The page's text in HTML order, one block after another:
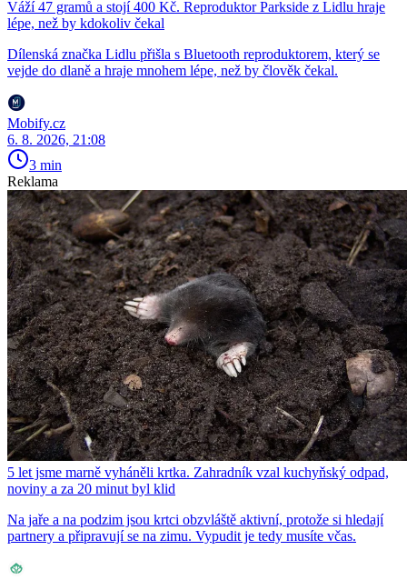
Váží 47 gramů a stojí 400 Kč. Reproduktor Parkside z Lidlu hraje
lépe, než by kdokoliv čekal
Dílenská značka Lidlu přišla s Bluetooth reproduktorem, který se
vejde do dlaně a hraje mnohem lépe, než by člověk čekal.
Mobify.cz
6. 8. 2026, 21:08
3 min
Reklama
5 let jsme marně vyháněli krtka. Zahradník vzal kuchyňský odpad,
noviny a za 20 minut byl klid
Na jaře a na podzim jsou krtci obzvláště aktivní, protože si hledají
partnery a připravují se na zimu. Vypudit je tedy musíte včas.